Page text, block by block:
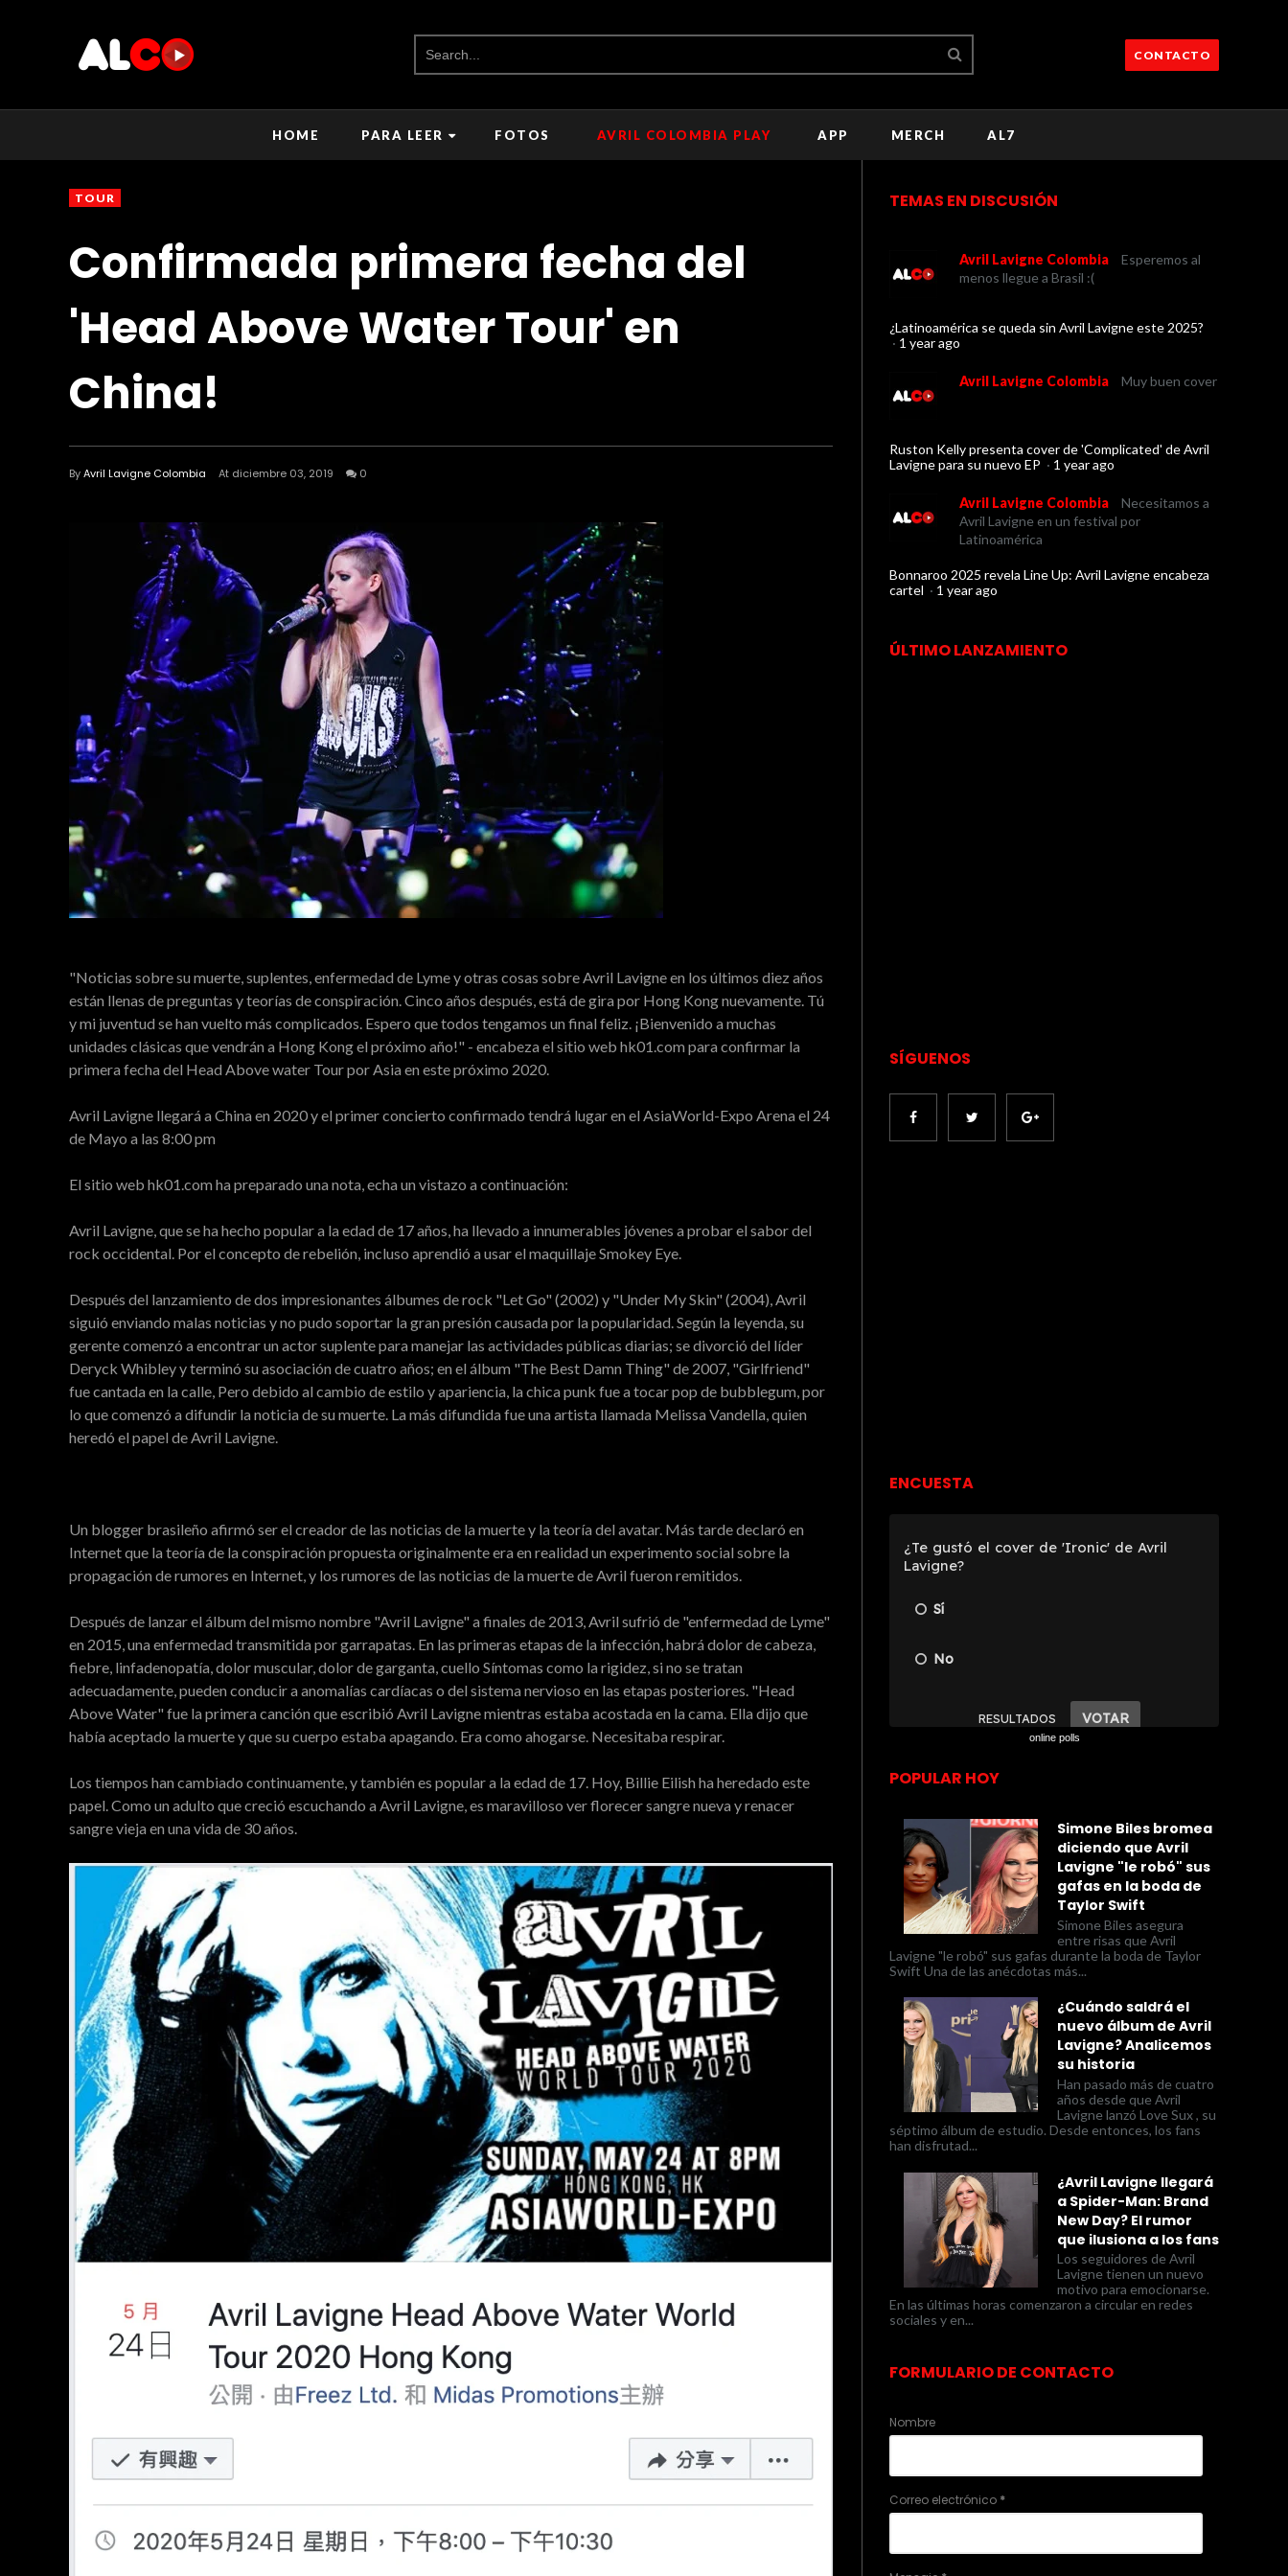
CONTACTO
HOME PARA LEER FOTOS AVRIL COLOMBIA PLAY APP MERCH AL7
TOUR
Confirmada primera fecha del
'Head Above Water Tour' en
China!
ByAvril Lavigne Colombia At diciembre 03, 2019 0
"Noticias sobre su muerte, suplentes, enfermedad de Lyme y otras cosas sobre Avril Lavigne en los últimos diez años
están llenas de preguntas y teorías de conspiración. Cinco años después, está de gira por Hong Kong nuevamente. Tú
y mi juventud se han vuelto más complicados. Espero que todos tengamos un final feliz. ¡Bienvenido a muchas
unidades clásicas que vendrán a Hong Kong el próximo año!" - encabeza el sitio web hk01.com para confirmar la
primera fecha del Head Above water Tour por Asia en este próximo 2020.
Avril Lavigne llegará a China en 2020 y el primer concierto confirmado tendrá lugar en el AsiaWorld-Expo Arena el 24
de Mayo a las 8:00 pm
El sitio web hk01.com ha preparado una nota, echa un vistazo a continuación:
Avril Lavigne, que se ha hecho popular a la edad de 17 años, ha llevado a innumerables jóvenes a probar el sabor del
rock occidental. Por el concepto de rebelión, incluso aprendió a usar el maquillaje Smokey Eye.
Después del lanzamiento de dos impresionantes álbumes de rock "Let Go" (2002) y "Under My Skin" (2004), Avril
siguió enviando malas noticias y no pudo soportar la gran presión causada por la popularidad. Según la leyenda, su
gerente comenzó a encontrar un actor suplente para manejar las actividades públicas diarias; se divorció del líder
Deryck Whibley y terminó su asociación de cuatro años; en el álbum "The Best Damn Thing" de 2007, "Girlfriend"
fue cantada en la calle, Pero debido al cambio de estilo y apariencia, la chica punk fue a tocar pop de bubblegum, por
lo que comenzó a difundir la noticia de su muerte. La más difundida fue una artista llamada Melissa Vandella, quien
heredó el papel de Avril Lavigne.
Un blogger brasileño afirmó ser el creador de las noticias de la muerte y la teoría del avatar. Más tarde declaró en
Internet que la teoría de la conspiración propuesta originalmente era en realidad un experimento social sobre la
propagación de rumores en Internet, y los rumores de las noticias de la muerte de Avril fueron remitidos.
Después de lanzar el álbum del mismo nombre "Avril Lavigne" a finales de 2013, Avril sufrió de "enfermedad de Lyme"
en 2015, una enfermedad transmitida por garrapatas. En las primeras etapas de la infección, habrá dolor de cabeza,
fiebre, linfadenopatía, dolor muscular, dolor de garganta, cuello Síntomas como la rigidez, si no se tratan
adecuadamente, pueden conducir a anomalías cardíacas o del sistema nervioso en las etapas posteriores. "Head
Above Water" fue la primera canción que escribió Avril Lavigne mientras estaba acostada en la cama. Ella dijo que
había aceptado la muerte y que su cuerpo estaba apagando. Era como ahogarse. Necesitaba respirar.
Los tiempos han cambiado continuamente, y también es popular a la edad de 17. Hoy, Billie Eilish ha heredado este
papel. Como un adulto que creció escuchando a Avril Lavigne, es maravilloso ver florecer sangre nueva y renacer
sangre vieja en una vida de 30 años.
TEMAS EN DISCUSIÓN
Avril Lavigne Colombia
Esperemos al
menos llegue a Brasil :(
¿Latinoamérica se queda sin Avril Lavigne este 2025?
· 1 year ago
Avril Lavigne Colombia Muy buen cover
Ruston Kelly presenta cover de 'Complicated' de Avril
Lavigne para su nuevo EP · 1 year ago
Avril Lavigne Colombia
Necesitamos a
Avril Lavigne en un festival por
Latinoamérica
Bonnaroo 2025 revela Line Up: Avril Lavigne encabeza
cartel · 1 year ago
ÚLTIMO LANZAMIENTO
SÍGUENOS
ENCUESTA
online polls
POPULAR HOY
Simone Biles bromea
diciendo que Avril
Lavigne "le robó" sus
gafas en la boda de
Taylor Swift
Simone Biles asegura
entre risas que Avril
Lavigne "le robó" sus gafas durante la boda de Taylor
Swift Una de las anécdotas más...
¿Cuándo saldrá el
nuevo álbum de Avril
Lavigne? Analicemos
su historia
Han pasado más de cuatro
años desde que Avril
Lavigne lanzó Love Sux , su
séptimo álbum de estudio. Desde entonces, los fans
han disfrutad...
¿Avril Lavigne llegará
a Spider-Man: Brand
New Day? El rumor
que ilusiona a los fans
Los seguidores de Avril
Lavigne tienen un nuevo
motivo para emocionarse.
En las últimas horas comenzaron a circular en redes
sociales y en...
FORMULARIO DE CONTACTO
Nombre
Correo electrónico *